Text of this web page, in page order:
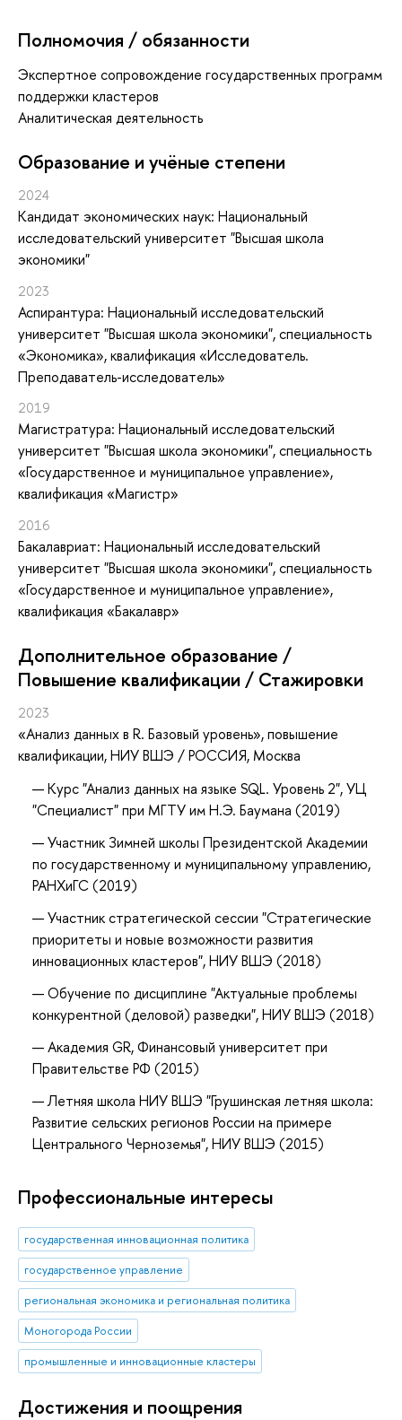
Полномочия / обязанности
Экспертное сопровождение государственных программ
поддержки кластеров
Аналитическая деятельность
Oбразование и учёные степени
2024
Кандидат экономических наук: Национальный
исследовательский университет "Высшая школа
экономики"
2023
Аспирантура: Национальный исследовательский
университет "Высшая школа экономики", специальность
«Экономика», квалификация «Исследователь.
Преподаватель-исследователь»
2019
Магистратура: Национальный исследовательский
университет "Высшая школа экономики", специальность
«Государственное и муниципальное управление»,
квалификация «Магистр»
2016
Бакалавриат: Национальный исследовательский
университет "Высшая школа экономики", специальность
«Государственное и муниципальное управление»,
квалификация «Бакалавр»
Дополнительное образование /
Повышение квалификации / Стажировки
2023
«Анализ данных в R. Базовый уровень», повышение
квалификации, НИУ ВШЭ / РОССИЯ, Москва
Курс "Анализ данных на языке SQL. Уровень 2", УЦ
"Специалист" при МГТУ им Н.Э. Баумана (2019)
Участник Зимней школы Президентской Академии
по государственному и муниципальному управлению,
РАНХиГС (2019)
Участник стратегической сессии "Стратегические
приоритеты и новые возможности развития
инновационных кластеров", НИУ ВШЭ (2018)
Обучение по дисциплине "Актуальные проблемы
конкурентной (деловой) разведки", НИУ ВШЭ (2018)
Академия GR, Финансовый университет при
Правительстве РФ (2015)
Летняя школа НИУ ВШЭ "Грушинская летняя школа:
Развитие сельских регионов России на примере
Центрального Черноземья", НИУ ВШЭ (2015)
Профессиональные интересы
государственная инновационная политика
государственное управление
региональная экономика и региональная политика
Моногорода России
промышленные и инновационные кластеры
Достижения и поощрения